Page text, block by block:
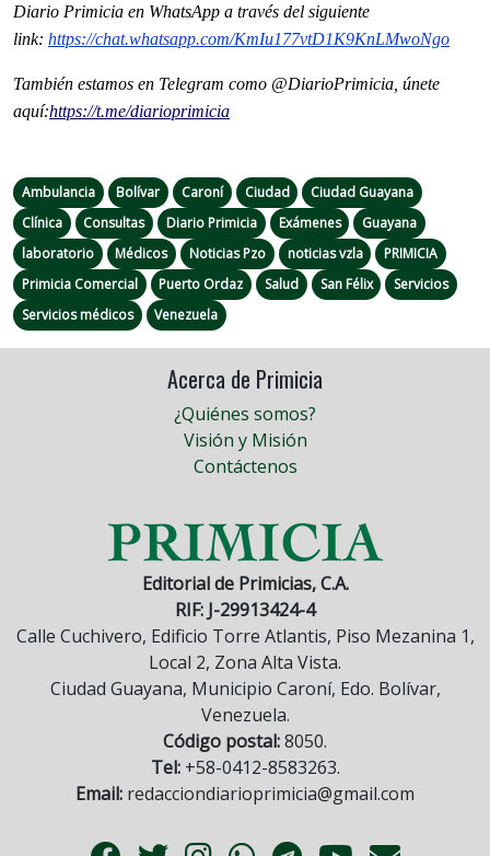
Diario Primicia en WhatsApp a través del siguiente
link: https://chat.whatsapp.com/KmIu177vtD1K9KnLMwoNgo
También estamos en Telegram como @DiarioPrimicia, únete
aquí:https://t.me/diarioprimicia
Ambulancia Bolívar Caroní Ciudad
Ciudad Guayana
Clínica
Consultas Diario Primicia Exámenes
Guayana
laboratorio
Médicos Noticias Pzo noticias vzla
PRIMICIA
Primicia Comercial
Puerto Ordaz Salud San Félix
Servicios
Servicios médicos
Venezuela
Acerca de Primicia
¿Quiénes somos?
Visión y Misión
Contáctenos
Editorial de Primicias, C.A.
RIF: J-29913424-4
Calle Cuchivero, Edificio Torre Atlantis, Piso Mezanina 1,
Local 2, Zona Alta Vista.
Ciudad Guayana, Municipio Caroní, Edo. Bolívar,
Venezuela.
Código postal:8050.
Tel:+58-0412-8583263.
Email: redacciondiarioprimicia@gmail.com